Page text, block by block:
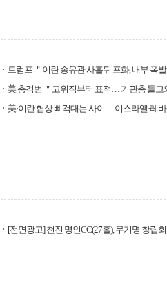
트럼프 ＂이란 송유관 사흘뒤 포화, 내부 폭
美 총격범 ＂고위직부터 표적… 기관총 들고
美·이란 협상 삐걱대는 사이… 이스라엘·레
[전면광고] 천진 명인CC(27홀), 무기명 창립